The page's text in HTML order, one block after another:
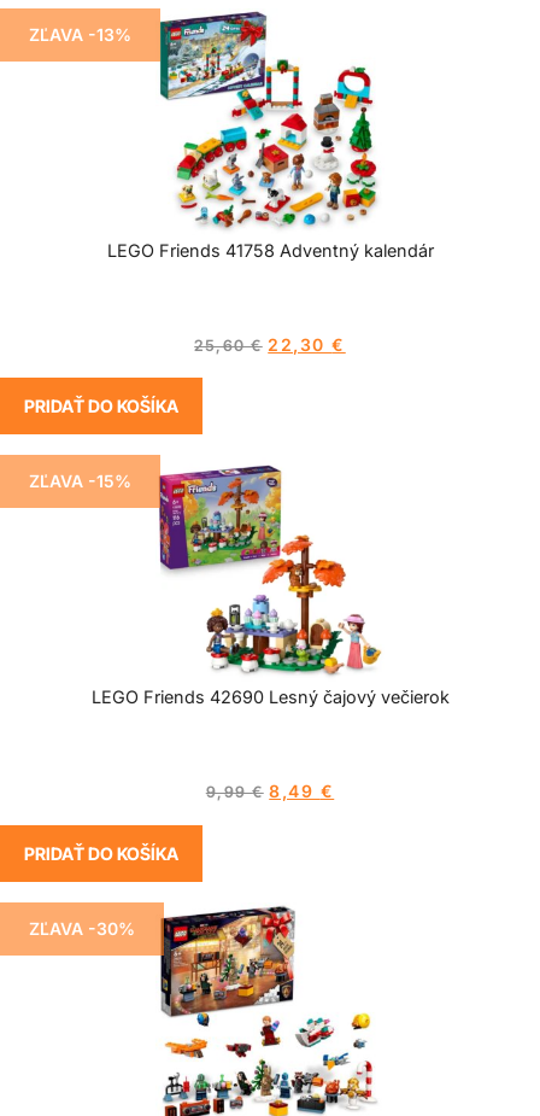
ZĽAVA -13%
LEGO Friends 41758 Adventný kalendár
25,60€ 22,30€
PRIDAŤ DO KOŠÍKA
ZĽAVA -15%
LEGO Friends 42690 Lesný čajový večierok
9,99€ 8,49 €
PRIDAŤ DO KOŠÍKA
ZĽAVA -30%